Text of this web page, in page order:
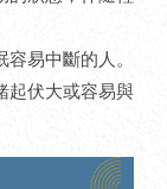
易中斷的人。
起伏大或容易與